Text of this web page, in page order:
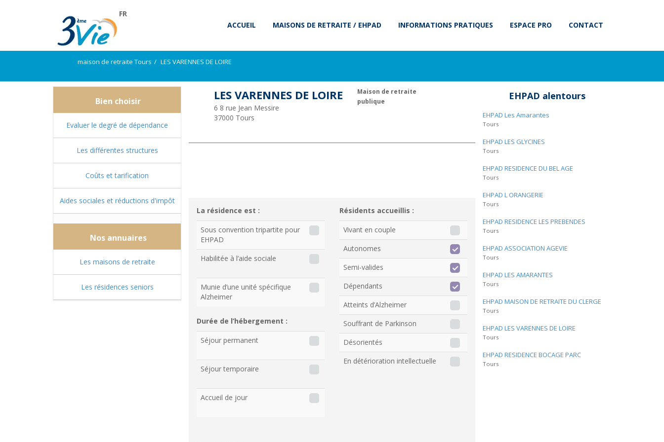
FR
ACCUEIL
MAISONS DE RETRAITE / EHPAD INFORMATIONS PRATIQUES ESPACE PRO CONTACT
maison de retraite Tours LES VARENNES DE LOIRE
Bien choisir
Evaluer le degré de dépendance
Les différentes structures
Coûts et tarification
Aides sociales et réductions d'impôt
Nos annuaires
Les maisons de retraite
Les résidences seniors
LES VARENNES DE LOIRE
6 8 rue Jean Messire
37000 Tours
Maison de retraite
publique
La résidence est :
Sous convention tripartite pour
EHPAD
Habilitée à l’aide sociale
Munie d’une unité spécifique
Alzheimer
Durée de l’hébergement :
Séjour permanent
Séjour temporaire
Accueil de jour
Résidents accueillis :
Vivant en couple
Autonomes
Semi-valides
Dépendants
Atteints d’Alzheimer
Souffrant de Parkinson
Désorientés
En détérioration intellectuelle
EHPAD alentours
EHPAD Les Amarantes
Tours
EHPAD LES GLYCINES
Tours
EHPAD RESIDENCE DU BEL AGE
Tours
EHPAD L ORANGERIE
Tours
EHPAD RESIDENCE LES PREBENDES
Tours
EHPAD ASSOCIATION AGEVIE
Tours
EHPAD LES AMARANTES
Tours
EHPAD MAISON DE RETRAITE DU CLERGE
Tours
EHPAD LES VARENNES DE LOIRE
Tours
EHPAD RESIDENCE BOCAGE PARC
Tours